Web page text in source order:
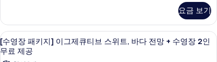
두
보
기
2
인
무
2
인
무
료
제
부
분
바
다
키
지]
스
위
트,
요금 보기
[수
영
10
[수영장 패키지] 이그제큐티브 스위트, 바다 전망 + 수영장 2인
무료 제공